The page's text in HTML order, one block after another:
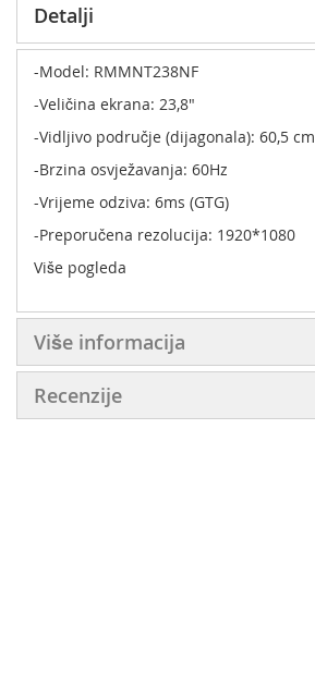
Detalji
-Model: RMMNT238NF
-Veličina ekrana: 23,8"
-Vidljivo područje (dijagonala): 60,5 cm
-Brzina osvježavanja: 60Hz
-Vrijeme odziva: 6ms (GTG)
-Preporučena rezolucija: 1920*1080
Više pogleda
Više informacija
Recenzije